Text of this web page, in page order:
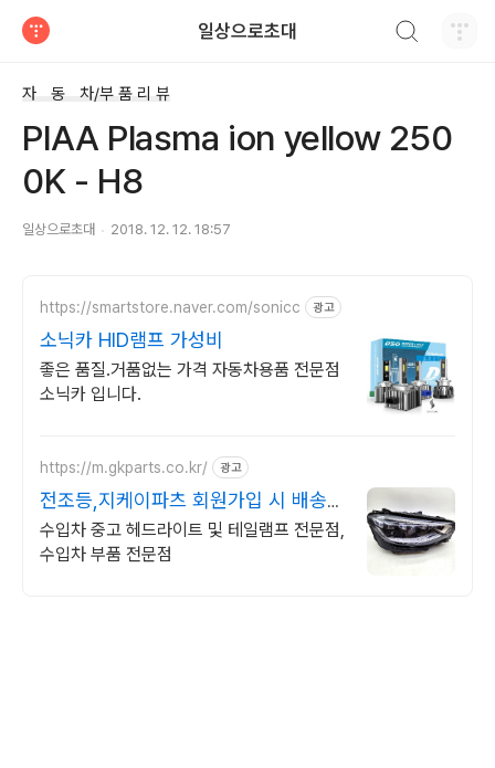
일상으로초대
자 동 차/부 품 리 뷰
PIAA Plasma ion yellow 250
0K - H8
일상으로초대 2018. 12. 12. 18:57
https://smartstore.naver.com/sonicc 광고
소닉카 HID램프 가성비
좋은 품질.거품없는 가격 자동차용품 전문점
소닉카 입니다.
https://m.gkparts.co.kr/ 광고
전조등,지케이파츠 회원가입 시 배송비
무료
수입차 중고 헤드라이트 및 테일램프 전문점,
수입차 부품 전문점